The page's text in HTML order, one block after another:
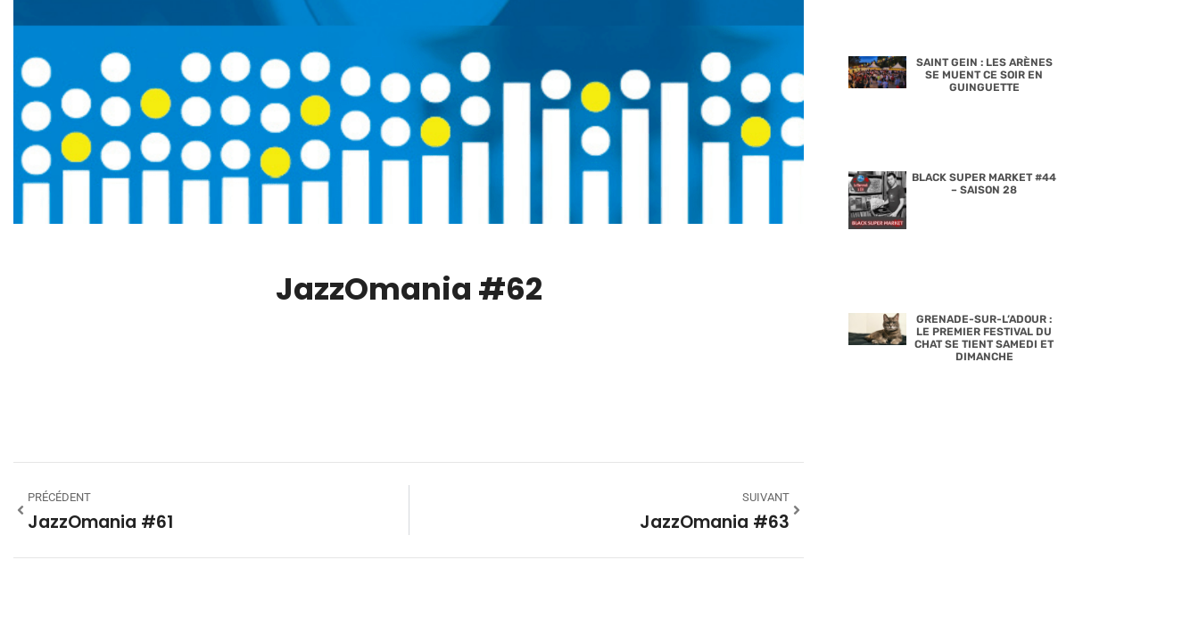
JazzOmania #62
PRÉCÉDENT
JazzOmania #61
SUIVANT
JazzOmania #63
SAINT GEIN : LES ARÈNES
SE MUENT CE SOIR EN
GUINGUETTE
BLACK SUPER MARKET #44
– SAISON 28
GRENADE-SUR-L’ADOUR :
LE PREMIER FESTIVAL DU
CHAT SE TIENT SAMEDI ET
DIMANCHE